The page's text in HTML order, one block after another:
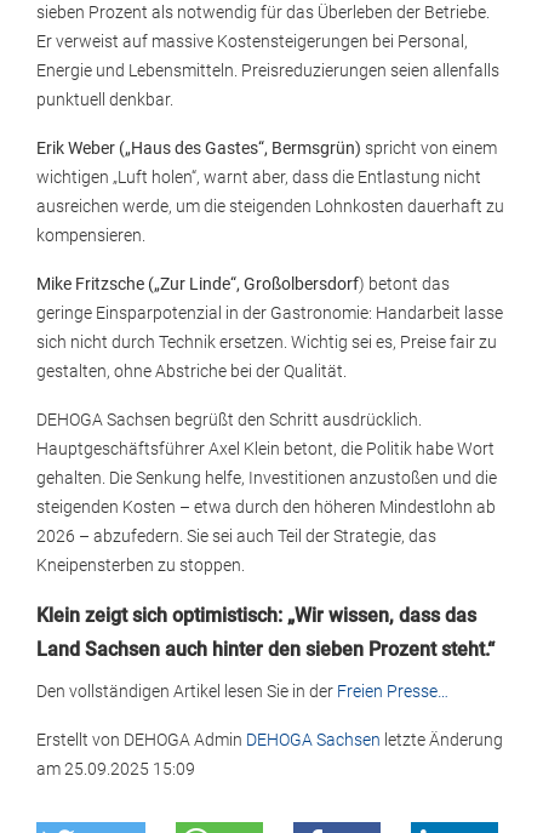
sieben Prozent als notwendig für das Überleben der Betriebe.
Er verweist auf massive Kostensteigerungen bei Personal,
Energie und Lebensmitteln. Preisreduzierungen seien allenfalls
punktuell denkbar.
Erik Weber („Haus des Gastes“, Bermsgrün) spricht von einem
wichtigen „Luft holen“, warnt aber, dass die Entlastung nicht
ausreichen werde, um die steigenden Lohnkosten dauerhaft zu
kompensieren.
Mike Fritzsche („Zur Linde“, Großolbersdorf) betont das
geringe Einsparpotenzial in der Gastronomie: Handarbeit lasse
sich nicht durch Technik ersetzen. Wichtig sei es, Preise fair zu
gestalten, ohne Abstriche bei der Qualität.
DEHOGA Sachsen begrüßt den Schritt ausdrücklich.
Hauptgeschäftsführer Axel Klein betont, die Politik habe Wort
gehalten. Die Senkung helfe, Investitionen anzustoßen und die
steigenden Kosten – etwa durch den höheren Mindestlohn ab
2026 – abzufedern. Sie sei auch Teil der Strategie, das
Kneipensterben zu stoppen.
Klein zeigt sich optimistisch: „Wir wissen, dass das
Land Sachsen auch hinter den sieben Prozent steht.“
Den vollständigen Artikel lesen Sie in der Freien Presse…
Erstellt von DEHOGA Admin DEHOGA Sachsen letzte Änderung
am25.09.2025 15:09